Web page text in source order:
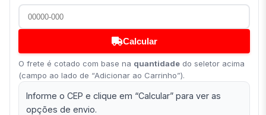
Calcular
O frete é cotado com base na quantidade do seletor acima
(campo ao lado de “Adicionar ao Carrinho”).
Informe o CEP e clique em “Calcular” para ver as
opções de envio.